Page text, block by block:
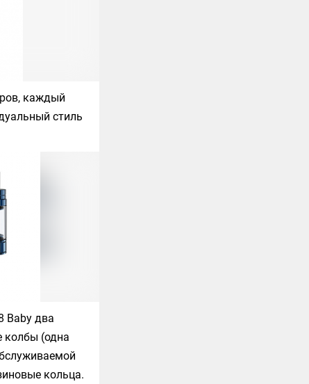
каждый
стиль
Baby два
колбы (одна
кольца.